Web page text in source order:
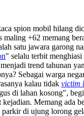
spion mobil hilang
maling +62 memang
satu jawara garong
" selalu terbit
trend tahunan
Sebagai warga
kalau tidak victim
di lahan kosong",
kejadian. Memang ada
parkir di ujung lorong